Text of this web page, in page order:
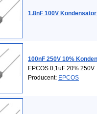
1.8nF 100V
100nF 250V 10%
EPCOS 0,1uF 20% 250V
Producent: EPCOS